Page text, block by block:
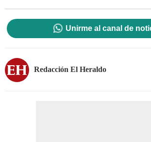
Unirme al canal de
Redacción El Heraldo